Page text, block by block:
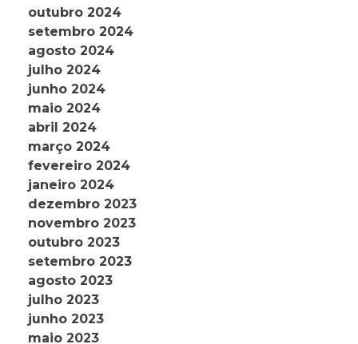
outubro 2024
setembro 2024
agosto 2024
julho 2024
junho 2024
maio 2024
abril 2024
março 2024
fevereiro 2024
janeiro 2024
dezembro 2023
novembro 2023
outubro 2023
setembro 2023
agosto 2023
julho 2023
junho 2023
maio 2023